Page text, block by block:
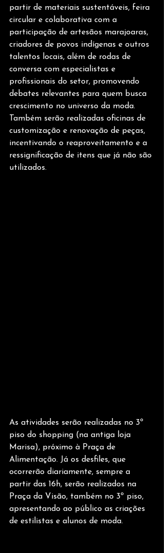
partir de materiais sustentáveis, feira
circular e colaborativa com a
participação de artesãos marajoaras,
criadores de povos indígenas e outros
talentos locais, além de rodas de
conversa com especialistas e
profissionais do setor, promovendo
debates relevantes para quem busca
crescimento no universo da moda.
Também serão realizadas oficinas de
customização e renovação de peças,
incentivando o reaproveitamento e a
ressignificação de itens que já não são
utilizados.
As atividades serão realizadas no 3º
piso do shopping (na antiga loja
Marisa), próximo à Praça de
Alimentação. Já os desfiles, que
ocorrerão diariamente, sempre a
partir das 16h, serão realizados na
Praça da Visão, também no 3º piso,
apresentando ao público as criações
de estilistas e alunos de moda.